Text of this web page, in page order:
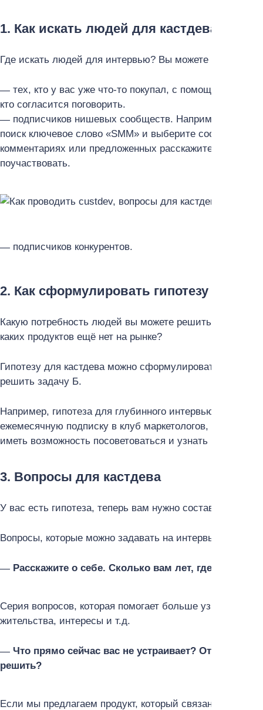
1. Как искать людей для кастдева
Где искать людей для интервью? Вы можете
тех, кто у вас уже что-то покупал, с помощью
кто согласится поговорить.
подписчиков нишевых сообществ. Например, если
поиск ключевое слово «SMM» и выберите
комментариях или предложенных расскажите, что
поучаствовать.
подписчиков конкурентов.
2. Как сформулировать гипотезу для
Какую потребность людей вы можете решить с
каких продуктов ещё нет на рынке?
Гипотезу для кастдева можно сформулировать по
решить задачу Б.
Например, гипотеза для глубинного интервью может
ежемесячную подписку в клуб маркетологов, чтобы
иметь возможность посоветоваться и узнать новые
3. Вопросы для кастдева
У вас есть гипотеза, теперь вам нужно составить
Вопросы, которые можно задавать на интервью:
Расскажите о себе. Сколько вам лет, где вы
Серия вопросов, которая помогает больше узнать о
жительства, интересы и т.д.
Что прямо сейчас вас не устраивает? От чего
решить?
Если мы предлагаем продукт, который связан с